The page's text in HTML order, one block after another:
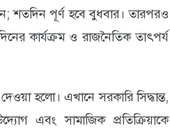
শতদিন পূর্ণ হবে বুধবার। তারপরও
কার্যক্রম ও রাজনৈতিক তাৎপর্য
হলো। এখানে সরকারি সিদ্ধান্ত,
এবং সামাজিক প্রতিক্রিয়াকে